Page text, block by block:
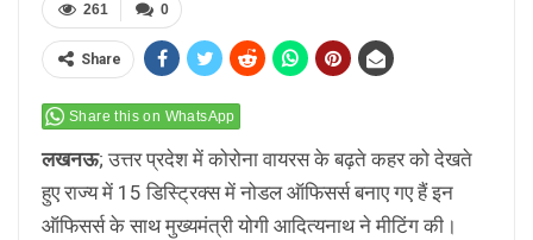
0
261
Share
Share this on WhatsApp
लखनऊ; उत्तर प्रदेश में कोरोना वायरस के बढ़ते कहर को देखते
हुए राज्य में 15 डिस्ट्रिक्स में नोडल ऑफिसर्स बनाए गए हैं इन
ऑफिसर्स के साथ मुख्यमंत्री योगी आदित्यनाथ ने मीटिंग की।